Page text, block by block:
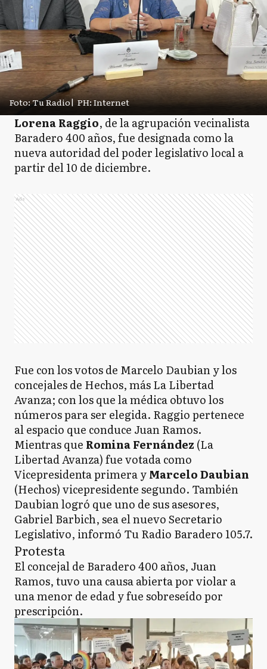
Foto: Tu Radio| PH: Internet
Lorena Raggio, de la agrupación vecinalista
Baradero 400 años, fue designada como la
nueva autoridad del poder legislativo local a
partir del 10 de diciembre.
Ads
Fue con los votos de Marcelo Daubian y los
concejales de Hechos, más La Libertad
Avanza; con los que la médica obtuvo los
números para ser elegida. Raggio pertenece
al espacio que conduce Juan Ramos.
Mientras que Romina Fernández (La
Libertad Avanza) fue votada como
Vicepresidenta primera yMarcelo Daubian
(Hechos) vicepresidente segundo. También
Daubian logró que uno de sus asesores,
Gabriel Barbich, sea el nuevo Secretario
Legislativo, informó Tu Radio Baradero 105.7.
Protesta
El concejal de Baradero 400 años, Juan
Ramos, tuvo una causa abierta por violar a
una menor de edad y fue sobreseído por
prescripción.